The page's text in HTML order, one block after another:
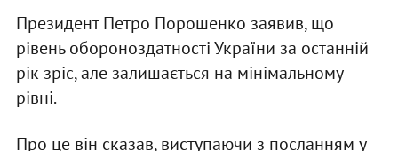
Президент Петро Порошенко заявив, що
рівень обороноздатності України за останній
рік зріс, але залишається на мінімальному
рівні.
Про це він сказав, виступаючи з посланням у